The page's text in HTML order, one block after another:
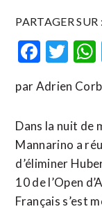
PARTAGER SUR :
par Adrien
Dans la nuit de
Mannarino a
d’éliminer
10 de l’Open
Français s’est